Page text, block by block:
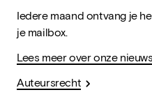
Iedere maand ontvang je
je mailbox.
Lees meer over onze
Auteursrecht